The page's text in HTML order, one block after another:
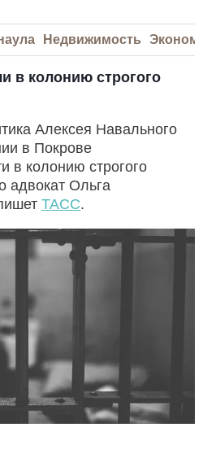
Недвижимость
в колонию строгого
Алексея Навального
в Покрове
в колонию строгого
адвокат Ольга
ТАСС.